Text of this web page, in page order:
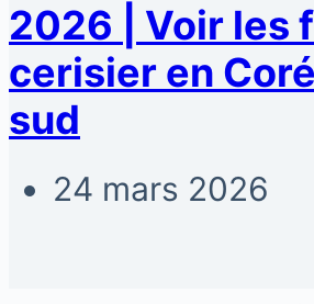
2026 | Voir les
cerisier en
sud
24 mars 2026